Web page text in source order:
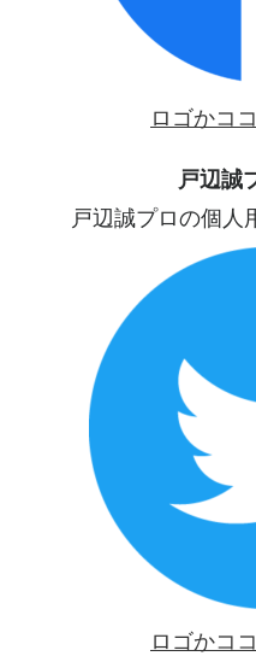
ロゴかコ
戸辺誠
戸辺誠プロの個人
ロゴかコ